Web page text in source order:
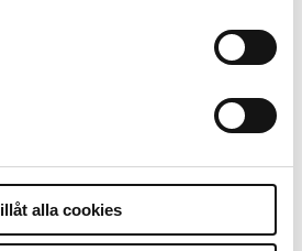
alla cookies
polisen
Med för höga krav på evidens
inte göra något alls